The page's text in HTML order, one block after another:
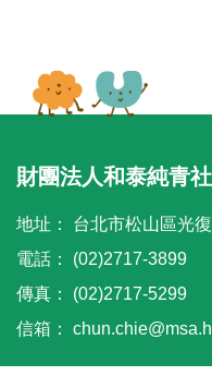
5.將流動畫藝術延伸
交織的魅力。
1.A4酒精墨水藝術畫
可作為居家擺飾或送
財團法人和泰純青
地址：
台北市松山區光
電話：
(02)2717-3899
傳真：
(02)2717-5299
信箱：